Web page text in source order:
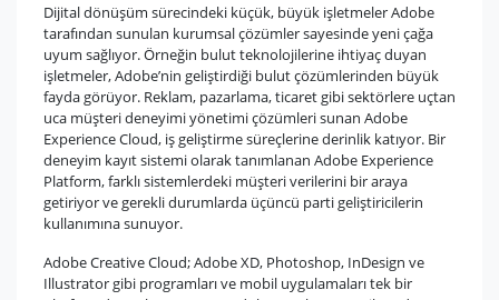
Dijital dönüşüm sürecindeki küçük, büyük işletmeler Adobe
tarafından sunulan kurumsal çözümler sayesinde yeni çağa
uyum sağlıyor. Örneğin bulut teknolojilerine ihtiyaç duyan
işletmeler, Adobe’nin geliştirdiği bulut çözümlerinden büyük
fayda görüyor. Reklam, pazarlama, ticaret gibi sektörlere uçtan
uca müşteri deneyimi yönetimi çözümleri sunan Adobe
Experience Cloud, iş geliştirme süreçlerine derinlik katıyor. Bir
deneyim kayıt sistemi olarak tanımlanan Adobe Experience
Platform, farklı sistemlerdeki müşteri verilerini bir araya
getiriyor ve gerekli durumlarda üçüncü parti geliştiricilerin
kullanımına sunuyor.
Adobe Creative Cloud; Adobe XD, Photoshop, InDesign ve
Illustrator gibi programları ve mobil uygulamaları tek bir